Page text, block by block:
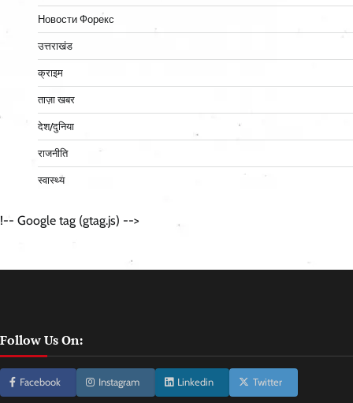
Новости Форекс
उत्तराखंड
क्राइम
ताज़ा खबर
देश/दुनिया
राजनीति
स्वास्थ्य
!-- Google tag (gtag.js) -->
Follow Us On:
Facebook Instagram Linkedin Twitter